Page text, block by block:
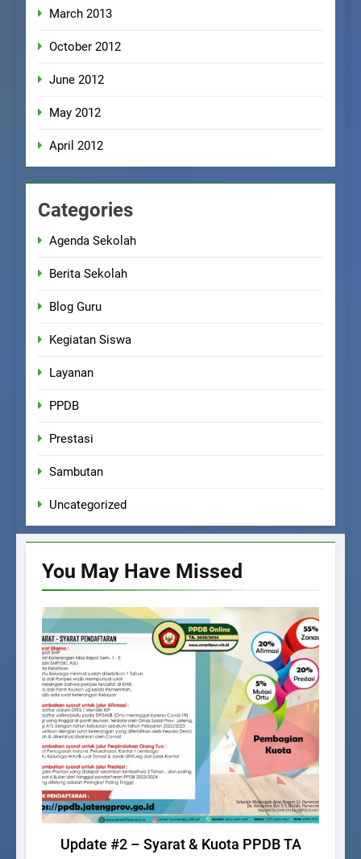
March 2013
October 2012
June 2012
May 2012
April 2012
Categories
Agenda Sekolah
Berita Sekolah
Blog Guru
Kegiatan Siswa
Layanan
PPDB
Prestasi
Sambutan
Uncategorized
You May Have Missed
PPDB
Update #2 – Syarat & Kuota PPDB TA